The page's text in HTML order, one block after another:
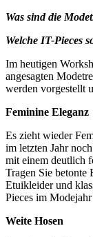
Was sind die
Welche IT-Pieces
Im heutigen
angesagten
werden vorgestellt
Feminine Eleganz
Es zieht wieder
im letzten Jahr
mit einem deutlich
Tragen Sie betonte
Etuikleider und
Pieces im
Weite Hosen